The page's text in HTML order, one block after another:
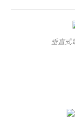
垂直式